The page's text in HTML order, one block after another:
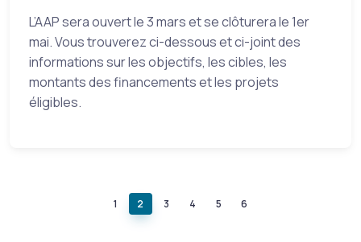
L’AAP sera ouvert le 3 mars et se clôturera le 1er
mai. Vous trouverez ci-dessous et ci-joint des
informations sur les objectifs, les cibles, les
montants des financements et les projets
éligibles.
1 2 3 4 5 6